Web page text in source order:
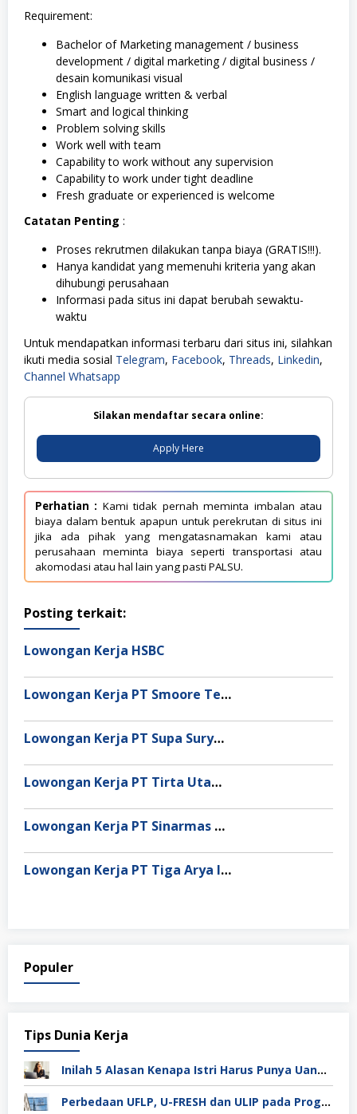
Requirement:
Bachelor of Marketing management / business
development / digital marketing / digital business /
desain komunikasi visual
English language written & verbal
Smart and logical thinking
Problem solving skills
Work well with team
Capability to work without any supervision
Capability to work under tight deadline
Fresh graduate or experienced is welcome
Catatan Penting :
Proses rekrutmen dilakukan tanpa biaya (GRATIS!!!).
Hanya kandidat yang memenuhi kriteria yang akan
dihubungi perusahaan
Informasi pada situs ini dapat berubah sewaktu-
waktu
Untuk mendapatkan informasi terbaru dari situs ini, silahkan
ikuti media sosial Telegram, Facebook, Threads, Linkedin,
Channel Whatsapp
Silakan mendaftar secara online:
Apply Here
Perhatian : Kami tidak pernah meminta imbalan atau
biaya dalam bentuk apapun untuk perekrutan di situs ini
jika ada pihak yang mengatasnamakan kami atau
perusahaan meminta biaya seperti transportasi atau
akomodasi atau hal lain yang pasti PALSU.
Posting terkait:
Lowongan Kerja HSBC
Lowongan Kerja PT Smoore Technology Indonesia
Lowongan Kerja PT Supa Surya Niaga
Lowongan Kerja PT Tirta Utama Abadi
Lowongan Kerja PT Sinarmas Distribusi Nusantara
Lowongan Kerja PT Tiga Arya Inggil
Populer
Tips Dunia Kerja
Inilah 5 Alasan Kenapa Istri Harus Punya Uang Sendiri Setelah Menikah
Perbedaan UFLP, U-FRESH dan ULIP pada Program Unilever